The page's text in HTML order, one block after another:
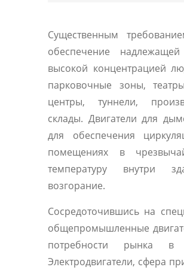
Существенным
обеспечение
высокой концентрацией
парковочные зоны,
центры, туннели,
склады. Двигатели для
для обеспечения
помещениях в
температуру внутри
возгорание.
Сосредоточившись на
общепромышленные
потребности рынка в
Электродвигатели, сфера